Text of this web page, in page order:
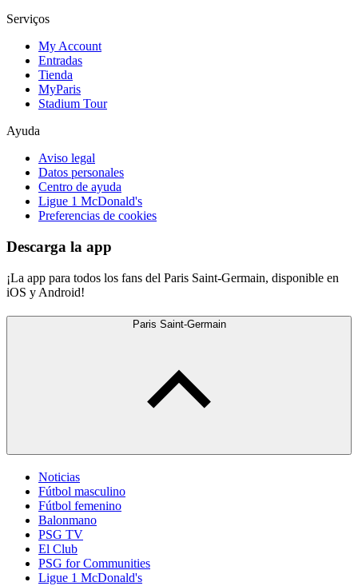
Serviços
My Account
Entradas
Tienda
MyParis
Stadium Tour
Ayuda
Aviso legal
Datos personales
Centro de ayuda
Ligue 1 McDonald's
Preferencias de cookies
Descarga la app
¡La app para todos los fans del Paris Saint-Germain, disponible en
iOS y Android!
Paris Saint-Germain
Noticias
Fútbol masculino
Fútbol femenino
Balonmano
PSG TV
El Club
PSG for Communities
Ligue 1 McDonald's